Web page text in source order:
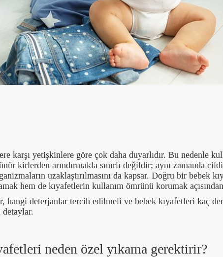
karşı yetişkinlere göre çok daha duyarlıdır. Bu nedenle
kirlerden arındırmakla sınırlı değildir; aynı zamanda
uzaklaştırılmasını da kapsar. Doğru bir bebek
hem de kıyafetlerin kullanım ömrünü korumak
hangi deterjanlar tercih edilmeli ve bebek kıyafetleri kaç
neden özel yıkama gerektirir?